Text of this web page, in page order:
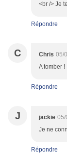
<br /> Je
Répondre
C Chris 05/
A tomber !
Répondre
J jackie 05/
Je ne
Répondre